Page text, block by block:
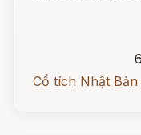
Cổ tích Nhật Bản